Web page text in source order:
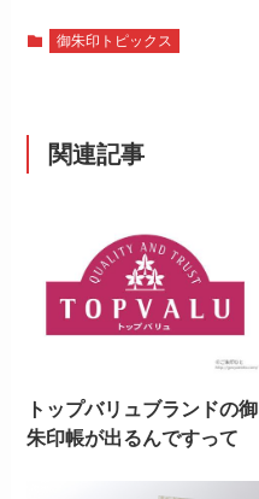
御朱印トピックス
関連記事
トップバリュブランドの御
朱印帳が出るんですって